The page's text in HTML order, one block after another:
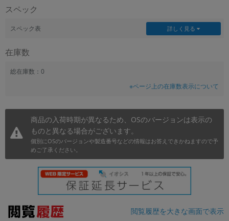
スペック
スペック表 詳しく見る
在庫数
総在庫数：0
※ページ上の在庫数表示について
商品の入荷時期が異なるため、OSのバージョンは表示の
ものと異なる場合がございます。
個別にOSのバージョンや製造番号などの情報はお答えできかねますので予
めご了承ください。
閲覧履歴を大きな画面で表示
モニタサイズ
価格
円
発売日
月 から
年 月 まで
各項目のチェックボックスは「or検索」となります。